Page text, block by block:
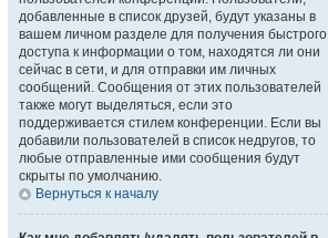
добавленные в список друзей, будут указаны в
вашем личном разделе для получения быстрого
доступа к информации о том, находятся ли они
сейчас в сети, и для отправки им личных
сообщений. Сообщения от этих пользователей
также могут выделяться, если это
поддерживается стилем конференции. Если вы
добавили пользователей в список недругов, то
любые отправленные ими сообщения будут
скрыты по умолчанию.
Вернуться к началу